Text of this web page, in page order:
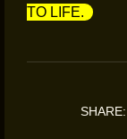
TO LIFE.
SHARE: